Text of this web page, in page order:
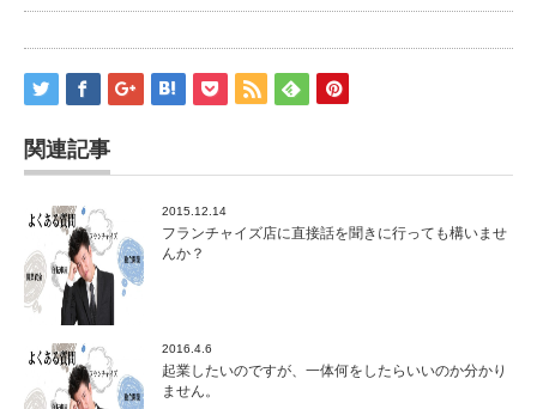
関連記事
2015.12.14
フランチャイズ店に直接話を聞きに行っても構いませ
んか？
2016.4.6
起業したいのですが、一体何をしたらいいのか分かり
ません。